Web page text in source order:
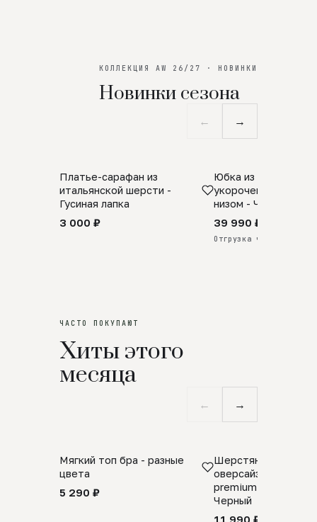
КОЛЛЕКЦИЯ AW 26/27 · НОВИНКИ
Новинки сезона
← →
SALE
Платье-сарафан из
итальянской шерсти -
Гусиная лапка
3 000 ₽
ПРЕДЗАКАЗ
Юбка из
укороченная с
низом - Черный
39 990 ₽
Отгрузка через 25 дней
ЧАСТО ПОКУПАЮТ
Хиты этого
месяца
← →
Мягкий топ бра - разные
цвета
5 290 ₽
Шерстяной свитер
оверсайз 100%
premium merino
Черный
11 990 ₽